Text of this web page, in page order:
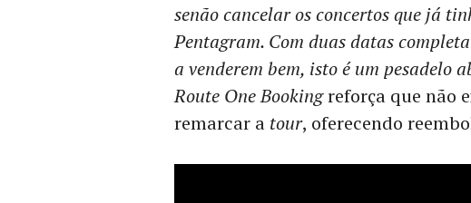
senão cancelar os concertos que já
Pentagram. Com duas datas
a venderem bem, isto é um pesadelo
Route One Bookingreforça que não
remarcar a tour, oferecendo